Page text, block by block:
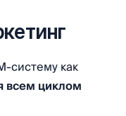
систему как
всем циклом